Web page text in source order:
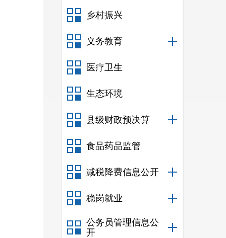
乡村振兴
义务教育
医疗卫生
生态环境
县级财政预决算
食品药品监管
减税降费信息公开
稳岗就业
公务员管理信息公
开